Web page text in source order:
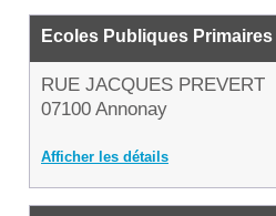
Ecoles Publiques Primaires
RUE JACQUES PREVERT
07100 Annonay
Afficher les détails